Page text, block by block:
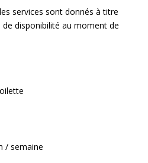
services sont donnés à titre
disponibilité au moment de
/ semaine